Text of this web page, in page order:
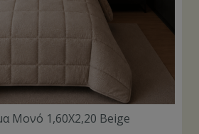
Μονό 1,60Χ2,20 Beige